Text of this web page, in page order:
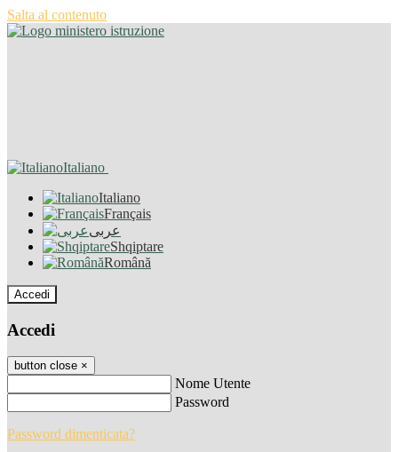
Salta al contenuto
Italiano
Italiano
Français
عربى
Shqiptare
Română
Accedi
Accedi
button close ×
Nome Utente
Password
Password dimenticata?